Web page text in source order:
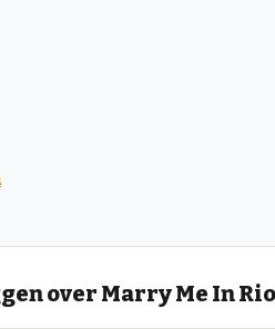
over Marry Me In Rio